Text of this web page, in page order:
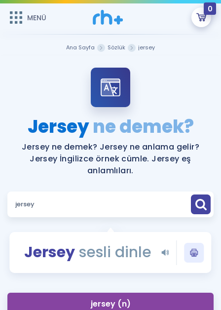
MENÜ
0
Şifremi Hatırlamıyorum
ÜYE DEĞİLİM
Sepetin Şu An Boş.
Remzi Hoca ile seni sınava hazırlayacak onlarca eğitim seni
bekliyor!
MENÜ
Katılımcı Görüşleri
Faydalı Araçlar
Sözlük
Rehberlik Aracı
ÖSYM Sınav Takvimi
Kampanyalar
Hakkımızda
Ana Sayfa Sözlük jersey
Jerseyne demek?
Jersey ne demek? Jersey ne anlama gelir?
Jersey İngilizce örnek cümle. Jersey eş
anlamlıları.
Jersey sesli dinle
jersey (n)